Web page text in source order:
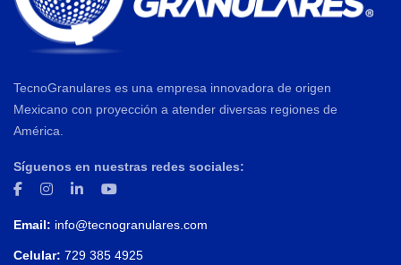
TecnoGranulares es una empresa innovadora de origen
Mexicano con proyección a atender diversas regiones de
América.
Síguenos en nuestras redes sociales:
Email: info@tecnogranulares.com
Celular: 729 385 4925